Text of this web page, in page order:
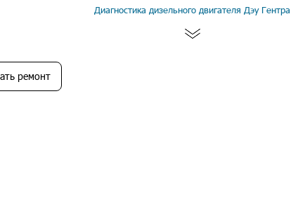
Диагностика дизельного двигателя Дэу Гентра
ремонт